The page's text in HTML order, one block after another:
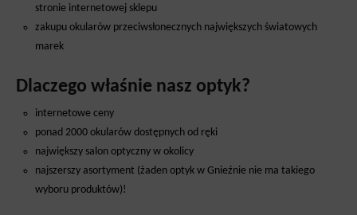
stronie internetowej sklepu
zakupu okularów przeciwsłonecznych największych światowych
marek
Dlaczego właśnie nasz optyk?
internetowe ceny
ponad 2000 okularów dostępnych od ręki
największy salon optyczny w okolicy
najszerszy asortyment (żaden optyk w Gnieźnie nie ma takiego
wyboru produktów)!